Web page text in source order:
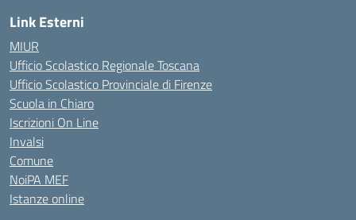
Link Esterni
MIUR
Ufficio Scolastico Regionale Toscana
Ufficio Scolastico Provinciale di Firenze
Scuola in Chiaro
Iscrizioni On Line
Invalsi
Comune
NoiPA MEF
Istanze online